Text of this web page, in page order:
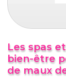
Les spas
bien-être
de maux